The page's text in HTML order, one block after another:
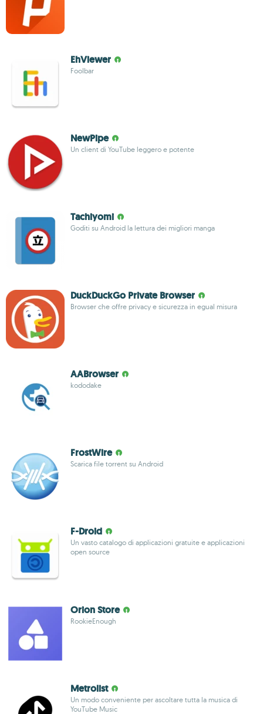
EhViewer
FooIbar
NewPipe
Un client di YouTube leggero e potente
Tachiyomi
Goditi su Android la lettura dei migliori manga
DuckDuckGo Private Browser
Browser che offre privacy e sicurezza in egual misura
AABrowser
kododake
FrostWire
Scarica file torrent su Android
F-Droid
Un vasto catalogo di applicazioni gratuite e applicazioni
open source
Orion Store
RookieEnough
Metrolist
Un modo conveniente per ascoltare tutta la musica di
YouTube Music